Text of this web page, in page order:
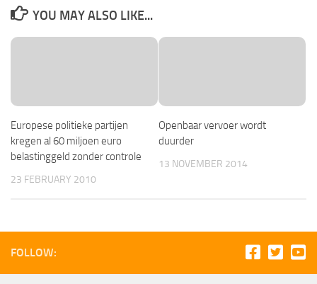
YOU MAY ALSO LIKE...
Europese politieke partijen
kregen al 60 miljoen euro
belastinggeld zonder controle
23 FEBRUARY 2010
Openbaar vervoer wordt
duurder
13 NOVEMBER 2014
FOLLOW: